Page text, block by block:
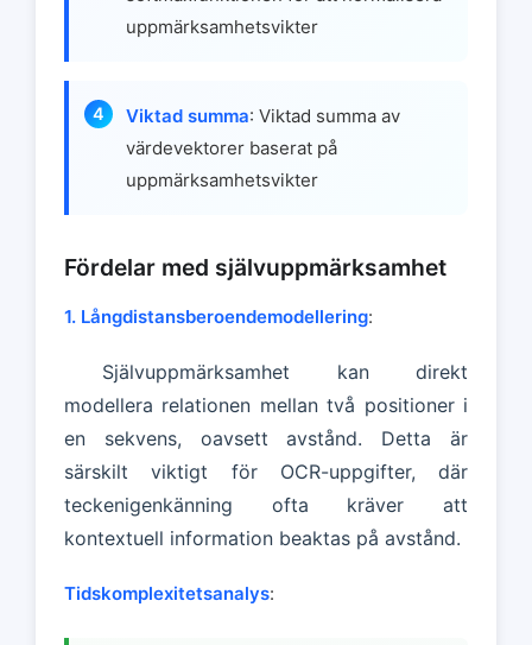
uppmärksamhetsvikter
Viktad summa: Viktad summa av
värdevektorer baserat på
uppmärksamhetsvikter
Fördelar med självuppmärksamhet
1. Långdistansberoendemodellering:
Självuppmärksamhet kan direkt
modellera relationen mellan två positioner i
en sekvens, oavsett avstånd. Detta är
särskilt viktigt för OCR-uppgifter, där
teckenigenkänning ofta kräver att
kontextuell information beaktas på avstånd.
Tidskomplexitetsanalys: